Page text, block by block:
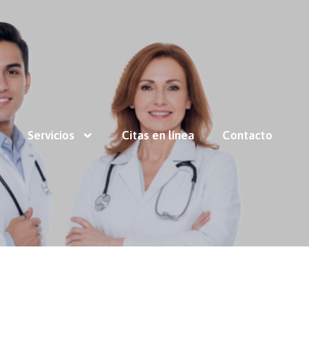
Servicios Citas en línea Contacto